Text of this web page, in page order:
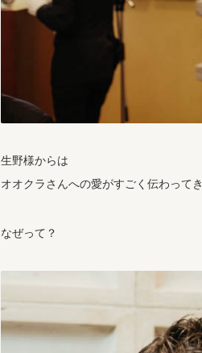
生野様からは
オオクラさんへの愛がすごく伝わってき
なぜって？